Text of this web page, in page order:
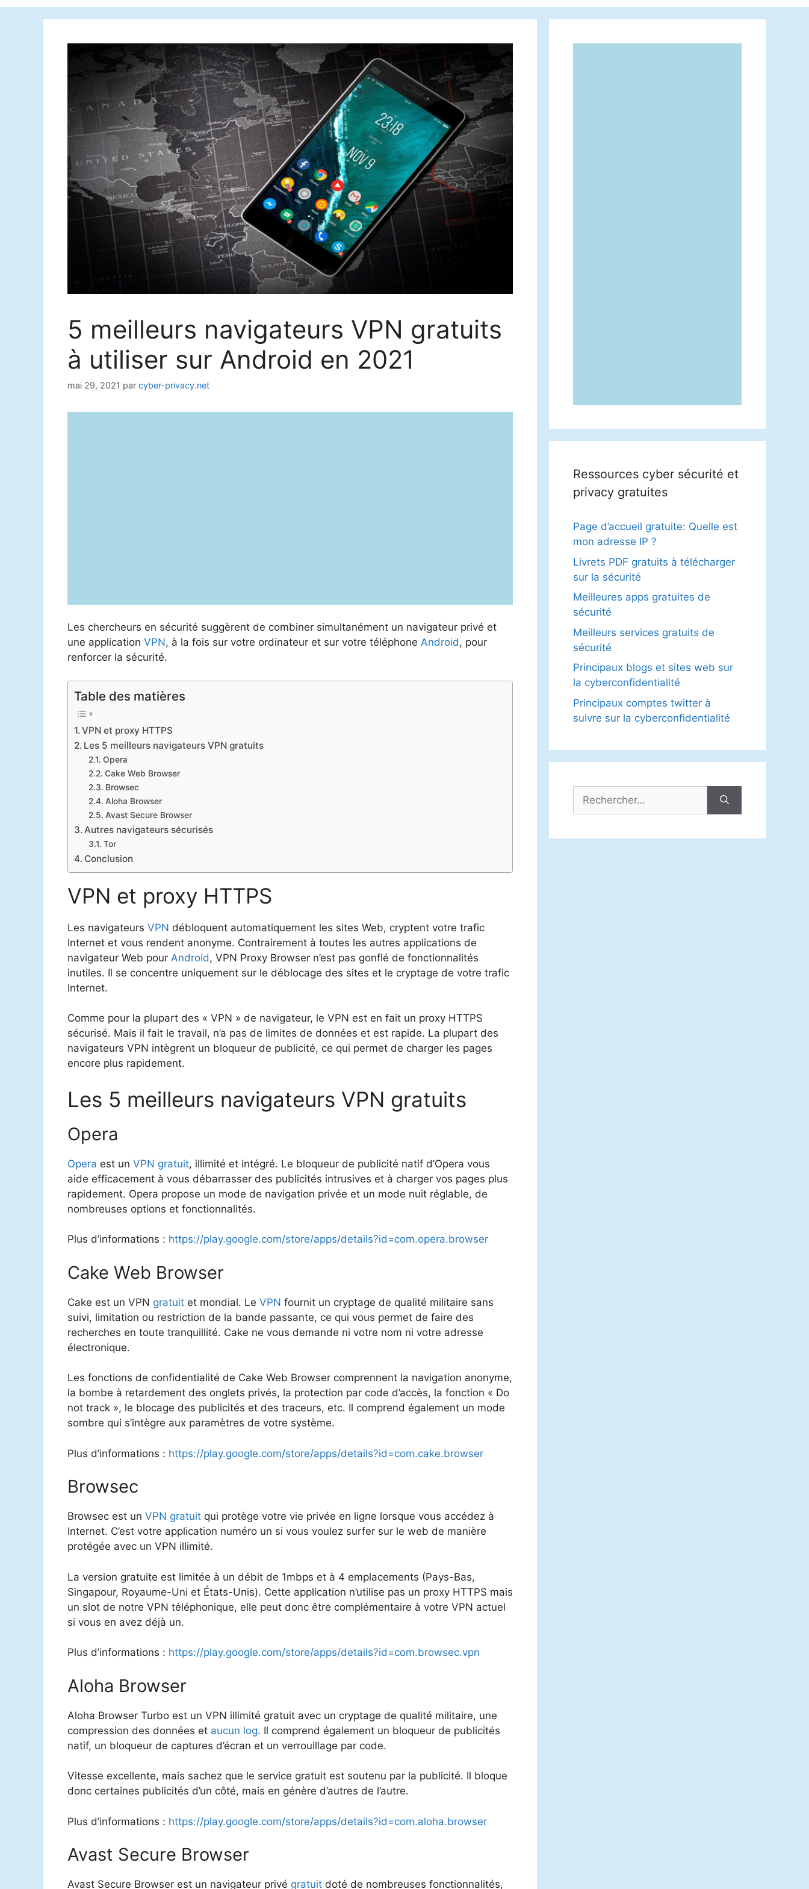
5 meilleurs navigateurs VPN gratuits
à utiliser sur Android en 2021
mai 29, 2021 par cyber-privacy.net
Les chercheurs en sécurité suggèrent de combiner simultanément un navigateur privé et
une application VPN, à la fois sur votre ordinateur et sur votre téléphone Android, pour
renforcer la sécurité.
Table des matières
VPN et proxy HTTPS
Les 5 meilleurs navigateurs VPN gratuits
Opera
Cake Web Browser
Browsec
Aloha Browser
Avast Secure Browser
Autres navigateurs sécurisés
Tor
Conclusion
VPN et proxy HTTPS
Les navigateurs VPN débloquent automatiquement les sites Web, cryptent votre trafic
Internet et vous rendent anonyme. Contrairement à toutes les autres applications de
navigateur Web pour Android, VPN Proxy Browser n’est pas gonflé de fonctionnalités
inutiles. Il se concentre uniquement sur le déblocage des sites et le cryptage de votre trafic
Internet.
Comme pour la plupart des « VPN » de navigateur, le VPN est en fait un proxy HTTPS
sécurisé. Mais il fait le travail, n’a pas de limites de données et est rapide. La plupart des
navigateurs VPN intègrent un bloqueur de publicité, ce qui permet de charger les pages
encore plus rapidement.
Les 5 meilleurs navigateurs VPN gratuits
Opera
Opera est un VPN gratuit, illimité et intégré. Le bloqueur de publicité natif d’Opera vous
aide efficacement à vous débarrasser des publicités intrusives et à charger vos pages plus
rapidement. Opera propose un mode de navigation privée et un mode nuit réglable, de
nombreuses options et fonctionnalités.
Plus d’informations : https://play.google.com/store/apps/details?id=com.opera.browser
Cake Web Browser
Cake est un VPN gratuit et mondial. Le VPN fournit un cryptage de qualité militaire sans
suivi, limitation ou restriction de la bande passante, ce qui vous permet de faire des
recherches en toute tranquillité. Cake ne vous demande ni votre nom ni votre adresse
électronique.
Les fonctions de confidentialité de Cake Web Browser comprennent la navigation anonyme,
la bombe à retardement des onglets privés, la protection par code d’accès, la fonction « Do
not track », le blocage des publicités et des traceurs, etc. Il comprend également un mode
sombre qui s’intègre aux paramètres de votre système.
Plus d’informations : https://play.google.com/store/apps/details?id=com.cake.browser
Browsec
Browsec est un VPN gratuit qui protège votre vie privée en ligne lorsque vous accédez à
Internet. C’est votre application numéro un si vous voulez surfer sur le web de manière
protégée avec un VPN illimité.
La version gratuite est limitée à un débit de 1mbps et à 4 emplacements (Pays-Bas,
Singapour, Royaume-Uni et États-Unis). Cette application n’utilise pas un proxy HTTPS mais
un slot de notre VPN téléphonique, elle peut donc être complémentaire à votre VPN actuel
si vous en avez déjà un.
Plus d’informations : https://play.google.com/store/apps/details?id=com.browsec.vpn
Aloha Browser
Aloha Browser Turbo est un VPN illimité gratuit avec un cryptage de qualité militaire, une
compression des données et aucun log. Il comprend également un bloqueur de publicités
natif, un bloqueur de captures d’écran et un verrouillage par code.
Vitesse excellente, mais sachez que le service gratuit est soutenu par la publicité. Il bloque
donc certaines publicités d’un côté, mais en génère d’autres de l’autre.
Plus d’informations : https://play.google.com/store/apps/details?id=com.aloha.browser
Avast Secure Browser
Avast Secure Browser est un navigateur privé gratuit doté de nombreuses fonctionnalités,
Ressources cyber sécurité et
privacy gratuites
Page d’accueil gratuite: Quelle est
mon adresse IP ?
Livrets PDF gratuits à télécharger
sur la sécurité
Meilleures apps gratuites de
sécurité
Meilleurs services gratuits de
sécurité
Principaux blogs et sites web sur
la cyberconfidentialité
Principaux comptes twitter à
suivre sur la cyberconfidentialité